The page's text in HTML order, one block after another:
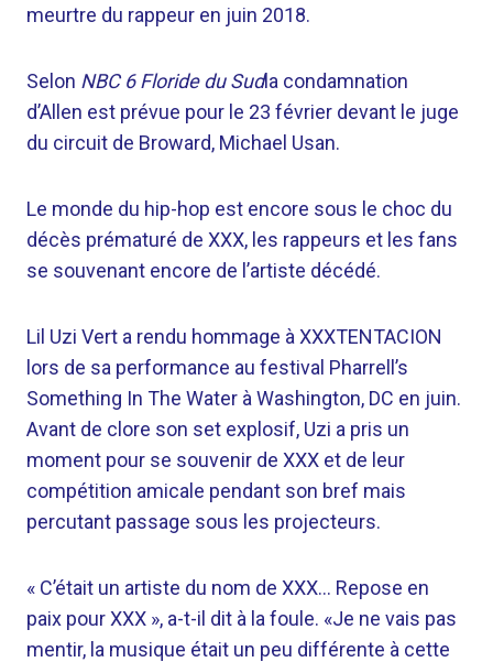
meurtre du rappeur en juin 2018.
Selon NBC 6 Floride du Sudla condamnation
d’Allen est prévue pour le 23 février devant le juge
du circuit de Broward, Michael Usan.
Le monde du hip-hop est encore sous le choc du
décès prématuré de XXX, les rappeurs et les fans
se souvenant encore de l’artiste décédé.
Lil Uzi Vert a rendu hommage à XXXTENTACION
lors de sa performance au festival Pharrell’s
Something In The Water à Washington, DC en juin.
Avant de clore son set explosif, Uzi a pris un
moment pour se souvenir de XXX et de leur
compétition amicale pendant son bref mais
percutant passage sous les projecteurs.
« C’était un artiste du nom de XXX… Repose en
paix pour XXX », a-t-il dit à la foule. «Je ne vais pas
mentir, la musique était un peu différente à cette